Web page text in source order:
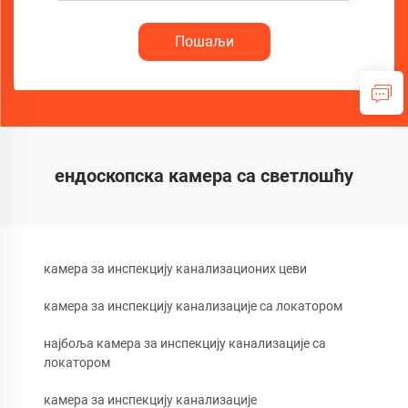
Пошаљи
ендоскопска камера са светлошћу
камера за инспекцију канализационих цеви
камера за инспекцију канализације са локатором
најбоља камера за инспекцију канализације са
локатором
камера за инспекцију канализације